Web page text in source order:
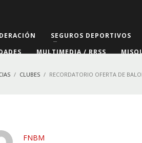
SEGUROS DEPORTIVOS
MULTIMEDIA / RRSS
CLUBES RECORDATORIO OFERTA DE
FNBM